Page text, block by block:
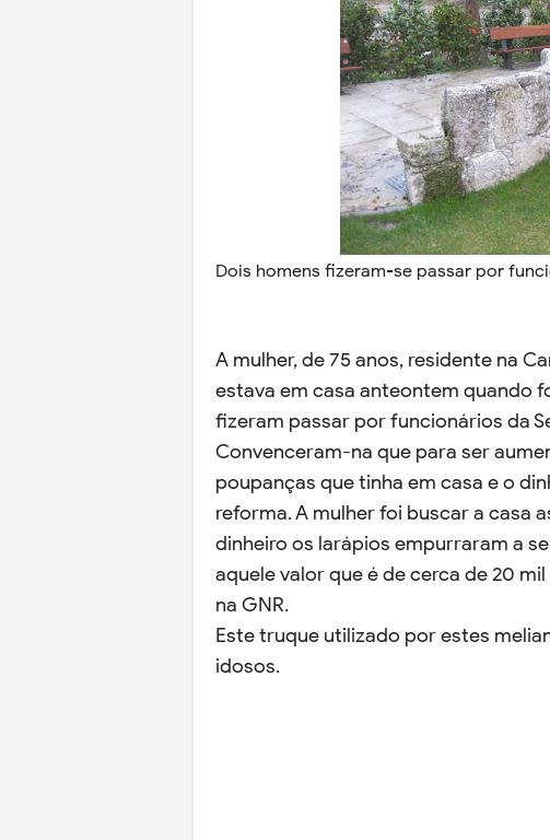
Dois homens fizeram-se passar por
A mulher, de 75 anos, residente na
estava em casa anteontem quando
fizeram passar por funcionários da
Convenceram-na que para ser
poupanças que tinha em casa e o
reforma. A mulher foi buscar a casa
dinheiro os larápios empurraram a
aquele valor que é de cerca de 20
na GNR.
Este truque utilizado por estes
idosos.